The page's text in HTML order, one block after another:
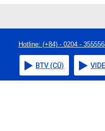
Hotline: (+84) - 0204 -
BTV (CŨ)